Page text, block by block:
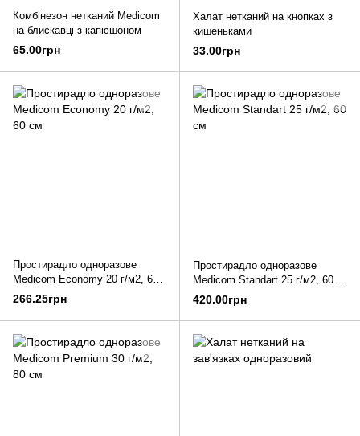
Комбінезон нетканий Medicom
на блискавці з капюшоном
65.00грн
Халат нетканий на кнопках з
кишеньками
33.00грн
Простирадло одноразове
Medicom Economy 20 г/м2, 60
см
266.25грн
Простирадло одноразове
Medicom Standart 25 г/м2, 60
см
420.00грн